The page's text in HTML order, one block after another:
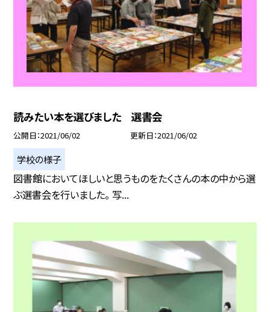
読みたい本を選びました 選書会
公開日 2021/06/02 更新日 2021/06/02
学校の様子
図書館においてほしいと思うものをたくさんの本の中から選
ぶ選書会を行いました。 写...